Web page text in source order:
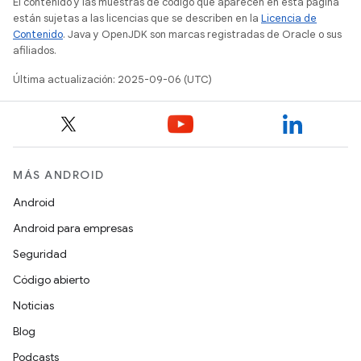
están sujetas a las licencias que se describen en la Licencia de
Contenido. Java y OpenJDK son marcas registradas de Oracle o sus
afiliados.
Última actualización: 2025-09-06 (UTC)
MÁS ANDROID
Android
Android para empresas
Seguridad
Código abierto
Noticias
Blog
Podcasts